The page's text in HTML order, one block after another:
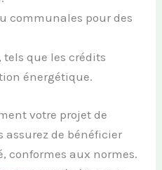
communales pour des
tels que les crédits
énergétique.
votre projet de
assurez de bénéficier
conformes aux normes.